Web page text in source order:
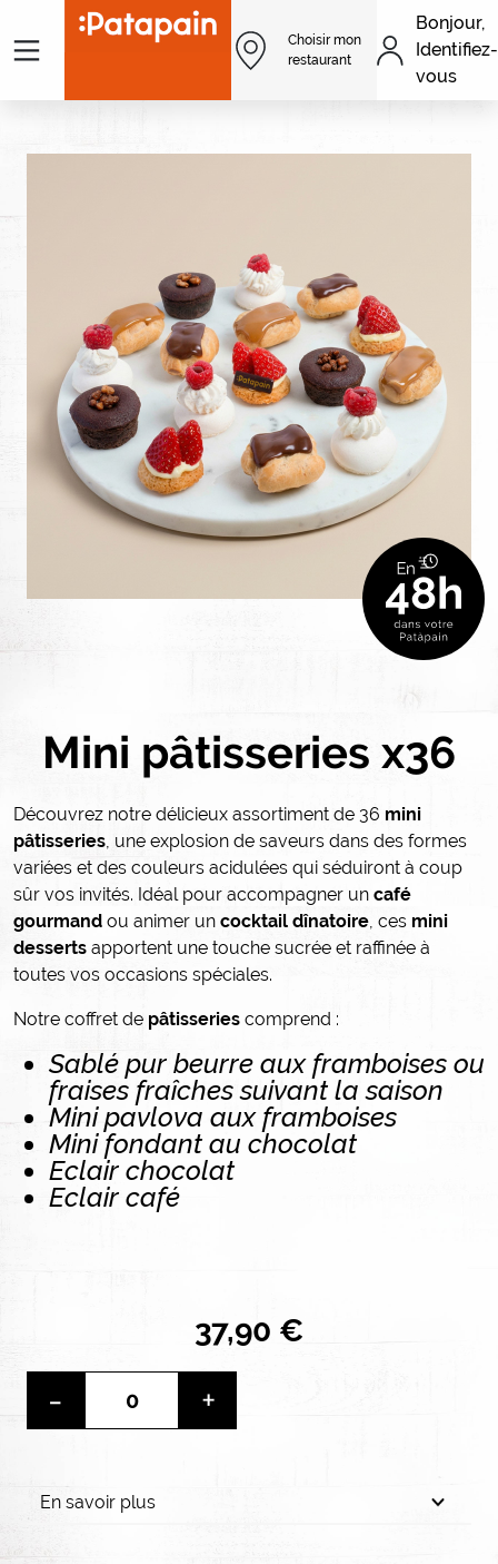
Aller au contenu principal
Menu
Choisir mon
restaurant
Bonjour,
Identifiez-
vous
Mini pâtisseries x36
Découvrez notre délicieux assortiment de 36 mini
pâtisseries, une explosion de saveurs dans des formes
variées et des couleurs acidulées qui séduiront à coup
sûr vos invités. Idéal pour accompagner un café
gourmand ou animer un cocktail dînatoire, ces mini
desserts apportent une touche sucrée et raffinée à
toutes vos occasions spéciales.
Notre coffret de pâtisseries comprend :
Sablé pur beurre aux framboises ou
fraises fraîches suivant la saison
Mini pavlova aux framboises
Mini fondant au chocolat
Eclair chocolat
Eclair café
37,90 €
- +
En savoir plus